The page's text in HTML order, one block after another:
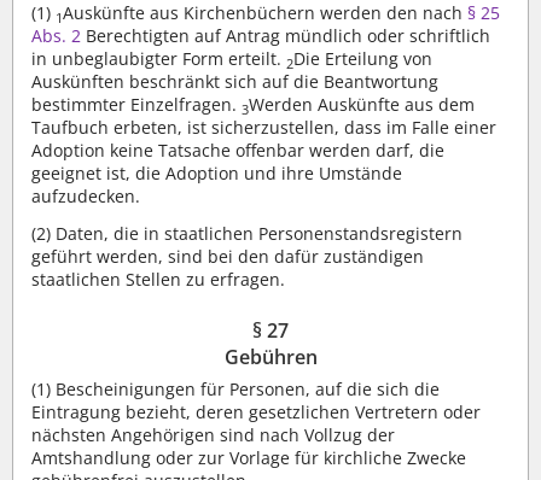
(1) 1Auskünfte aus Kirchenbüchern werden den nach § 25
Abs. 2 Berechtigten auf Antrag mündlich oder schriftlich
in unbeglaubigter Form erteilt. 2Die Erteilung von
Auskünften beschränkt sich auf die Beantwortung
bestimmter Einzelfragen. 3Werden Auskünfte aus dem
Taufbuch erbeten, ist sicherzustellen, dass im Falle einer
Adoption keine Tatsache offenbar werden darf, die
geeignet ist, die Adoption und ihre Umstände
aufzudecken.
(2) Daten, die in staatlichen Personenstandsregistern
geführt werden, sind bei den dafür zuständigen
staatlichen Stellen zu erfragen.
§ 27
Gebühren
(1) Bescheinigungen für Personen, auf die sich die
Eintragung bezieht, deren gesetzlichen Vertretern oder
nächsten Angehörigen sind nach Vollzug der
Amtshandlung oder zur Vorlage für kirchliche Zwecke